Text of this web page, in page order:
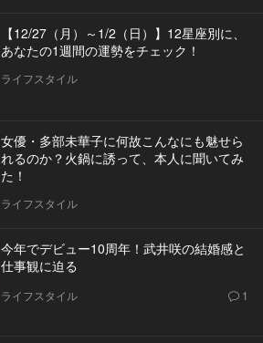
【12/27（月）～1/2（日）】12星座別に、
あなたの1週間の運勢をチェック！
ライフスタイル
女優・多部未華子に何故こんなにも魅せら
れるのか？火鍋に誘って、本人に聞いてみ
た！
ライフスタイル
今年でデビュー10周年！武井咲の結婚感と
仕事観に迫る
ライフスタイル 1